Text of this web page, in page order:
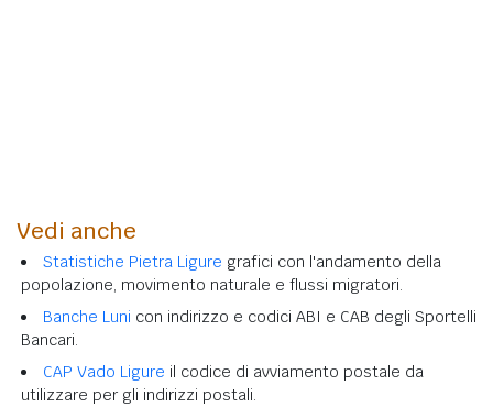
Vedi anche
Statistiche Pietra Ligure grafici con l'andamento della
popolazione, movimento naturale e flussi migratori.
Banche Luni con indirizzo e codici ABI e CAB degli Sportelli
Bancari.
CAP Vado Ligure il codice di avviamento postale da
utilizzare per gli indirizzi postali.